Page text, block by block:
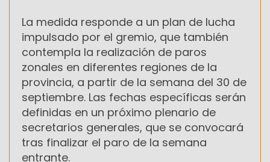
La medida responde a un plan de lucha
impulsado por el gremio, que también
contempla la realización de paros
zonales en diferentes regiones de la
provincia, a partir de la semana del 30 de
septiembre. Las fechas específicas serán
definidas en un próximo plenario de
secretarios generales, que se convocará
tras finalizar el paro de la semana
entrante.